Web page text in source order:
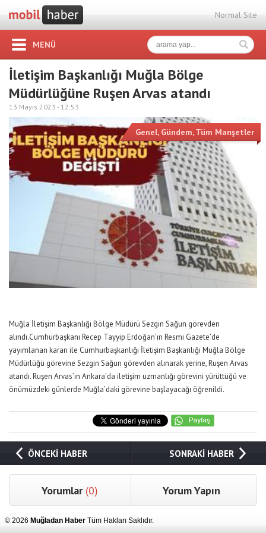
Normal Site
MENÜ
İletişim Başkanlığı Muğla Bölge
Müdürlüğüne Ruşen Arvas atandı
13 Mayıs 2023 - 12:53
Genel, Gündem,Tüm Manşetler
Muğla İletişim Başkanlığı Bölge Müdürü Sezgin Sağun görevden
alındı.Cumhurbaşkanı Recep Tayyip Erdoğan’ın Resmi Gazete’de
yayımlanan kararı ile Cumhurbaşkanlığı İletişim Başkanlığı Muğla Bölge
Müdürlüğü görevine Sezgin Sağun görevden alınarak yerine, Ruşen Arvas
atandı. Ruşen Arvas’ın Ankara’da iletişim uzmanlığı görevini yürüttüğü ve
önümüzdeki günlerde Muğla’daki görevine başlayacağı öğrenildi.
ÖNCEKİ HABER SONRAKİ HABER
Yorumlar (0) Yorum Yapın
© 2026 Muğladan Haber Tüm Hakları Saklıdır.